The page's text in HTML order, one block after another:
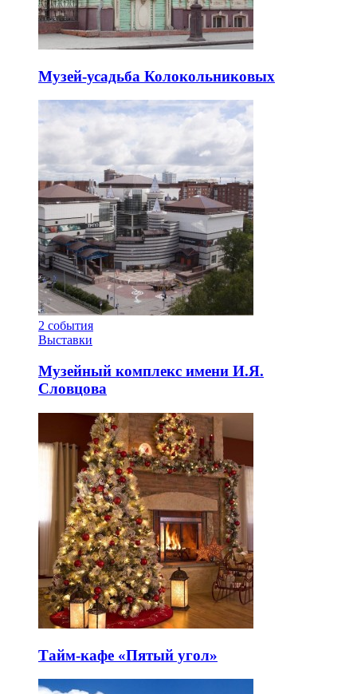
Музей-усадьба Колокольниковых
2 события
Выставки
Музейный комплекс имени И.Я.
Словцова
Тайм-кафе «Пятый угол»